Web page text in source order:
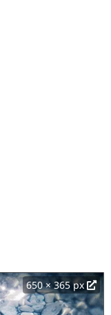
650 × 365 px